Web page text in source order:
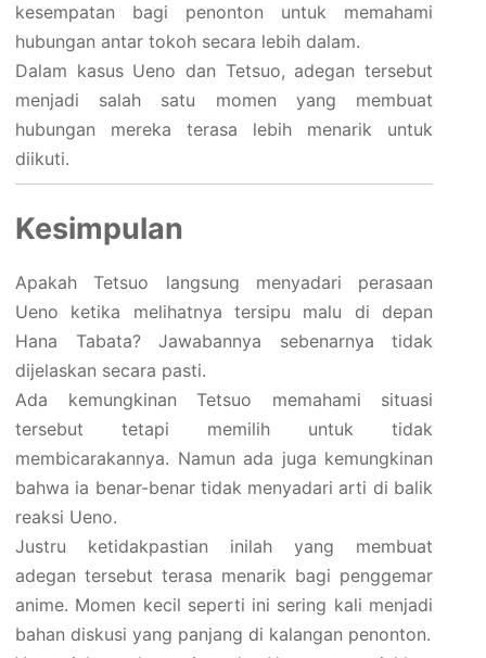
kesempatan bagi penonton untuk memahami
hubungan antar tokoh secara lebih dalam.
Dalam kasus Ueno dan Tetsuo, adegan tersebut
menjadi salah satu momen yang membuat
hubungan mereka terasa lebih menarik untuk
diikuti.
Kesimpulan
Apakah Tetsuo langsung menyadari perasaan
Ueno ketika melihatnya tersipu malu di depan
Hana Tabata? Jawabannya sebenarnya tidak
dijelaskan secara pasti.
Ada kemungkinan Tetsuo memahami situasi
tersebut tetapi memilih untuk tidak
membicarakannya. Namun ada juga kemungkinan
bahwa ia benar-benar tidak menyadari arti di balik
reaksi Ueno.
Justru ketidakpastian inilah yang membuat
adegan tersebut terasa menarik bagi penggemar
anime. Momen kecil seperti ini sering kali menjadi
bahan diskusi yang panjang di kalangan penonton.